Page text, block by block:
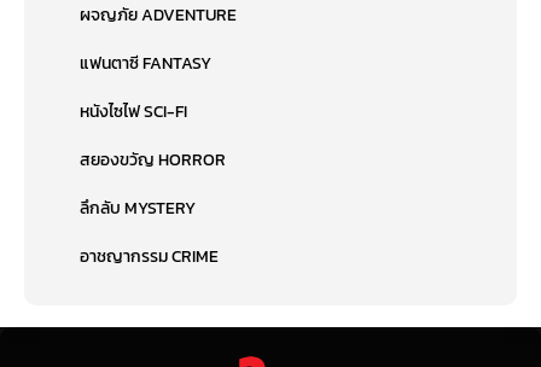
ผจญภัย ADVENTURE
แฟนตาซี FANTASY
หนังไซไฟ SCI-FI
สยองขวัญ HORROR
ลึกลับ MYSTERY
อาชญากรรม CRIME